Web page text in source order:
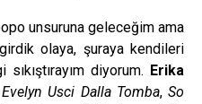
unsuruna geleceğim ama
olaya, şuraya kendileri
diyorum. Erika
Usci Dalla Tomba,So